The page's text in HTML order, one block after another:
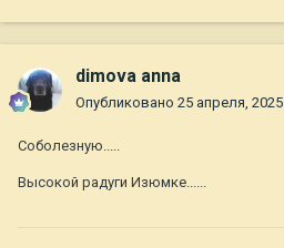
dimova anna
Опубликовано 25 апреля, 2025
Соболезную.....
Высокой радуги Изюмке......